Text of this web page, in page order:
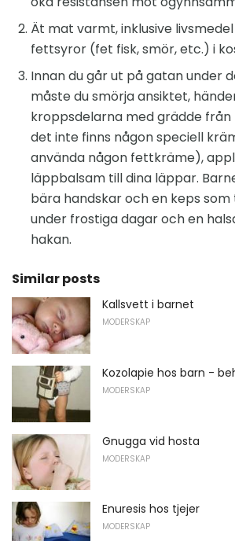
Ät mat varmt, inklusive
fettsyror (fet fisk, smör, etc.) i
Innan du går ut på gatan under
måste du smörja ansiktet,
kroppsdelarna med grädde
det inte finns någon speciell
använda någon fettkräme),
läppbalsam till dina läppar.
bära handskar och en keps
under frostiga dagar och en
hakan.
Similar posts
Kallsvett i barnet
MODERSKAP
Kozolapie hos barn -
MODERSKAP
Gnugga vid hosta
MODERSKAP
Enuresis hos tjejer
MODERSKAP